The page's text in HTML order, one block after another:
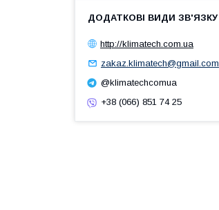
http://klimatech.com.ua
zakaz.klimatech@gmail.com
@klimatechcomua
+38 (066) 851 74 25